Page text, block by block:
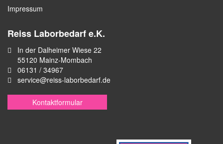
Impressum
Reiss Laborbedarf e.K.
In der Dalheimer Wiese 22
55120 Mainz-Mombach
06131 / 34967
service@reiss-laborbedarf.de
Kontaktformular